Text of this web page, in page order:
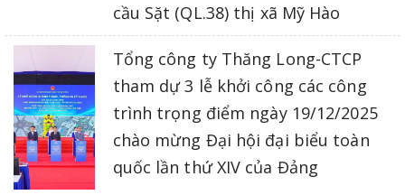
cầu Sặt (QL.38) thị xã Mỹ Hào
Tổng công ty Thăng Long-CTCP
tham dự 3 lễ khởi công các công
trình trọng điểm ngày 19/12/2025
chào mừng Đại hội đại biểu toàn
quốc lần thứ XIV của Đảng